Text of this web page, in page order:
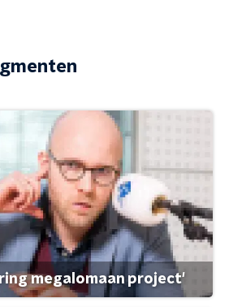
megalomaan project'